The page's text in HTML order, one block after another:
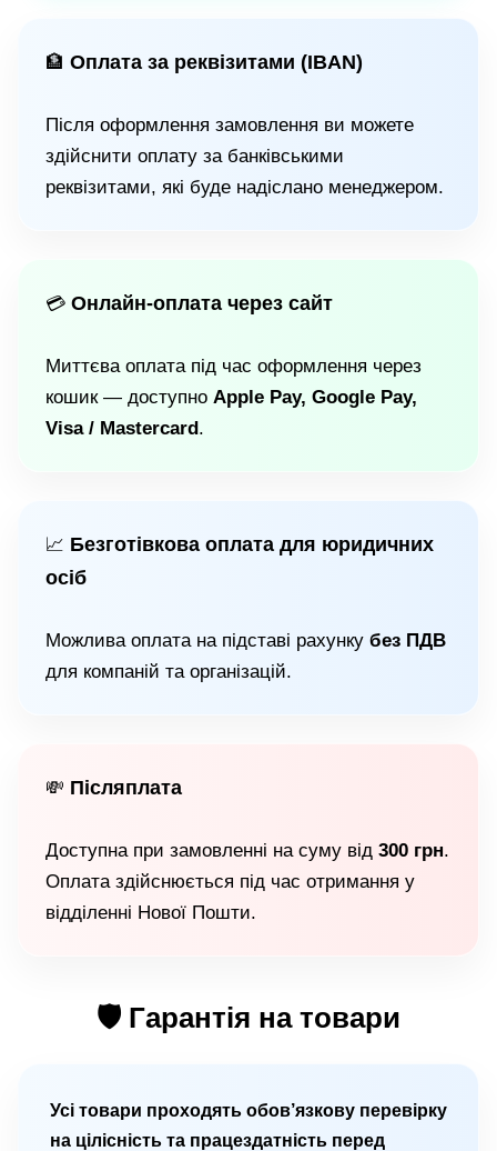
🏦 Оплата за реквізитами (IBAN)
Після оформлення замовлення ви можете
здійснити оплату за банківськими
реквізитами, які буде надіслано менеджером.
💳 Онлайн-оплата через сайт
Миттєва оплата під час оформлення через
кошик — доступно Apple Pay, Google Pay,
Visa / Mastercard.
📈 Безготівкова оплата для юридичних
осіб
Можлива оплата на підставі рахунку без ПДВ
для компаній та організацій.
💸 Післяплата
Доступна при замовленні на суму від 300 грн.
Оплата здійснюється під час отримання у
відділенні Нової Пошти.
🛡 Гарантія на товари
Усі товари проходять обов’язкову перевірку
на цілісність та працездатність перед